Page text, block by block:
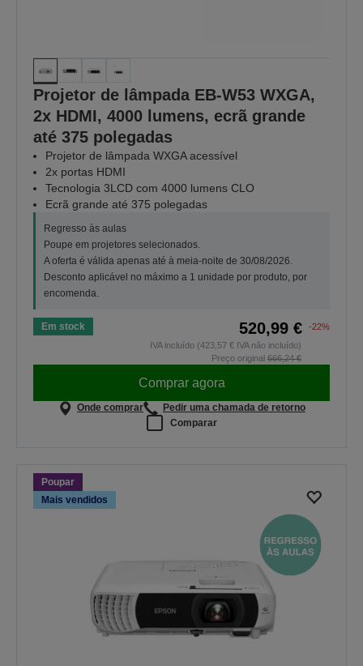
Projetor de lâmpada EB-W53 WXGA,
2x HDMI, 4000 lumens, ecrã grande
até 375 polegadas
Projetor de lâmpada WXGA acessível
2x portas HDMI
Tecnologia 3LCD com 4000 lumens CLO
Ecrã grande até 375 polegadas
Regresso às aulas
Poupe em projetores selecionados.
A oferta é válida apenas até à meia-noite de 30/08/2026.
Desconto aplicável no máximo a 1 unidade por produto, por
encomenda.
Em stock 520,99 €
-22%
IVA incluído (423,57 € IVA não incluído)
Preço original 666,24 €
Comprar agora
Onde comprar
Pedir uma chamada de retorno
Comparar
Poupar
Mais vendidos